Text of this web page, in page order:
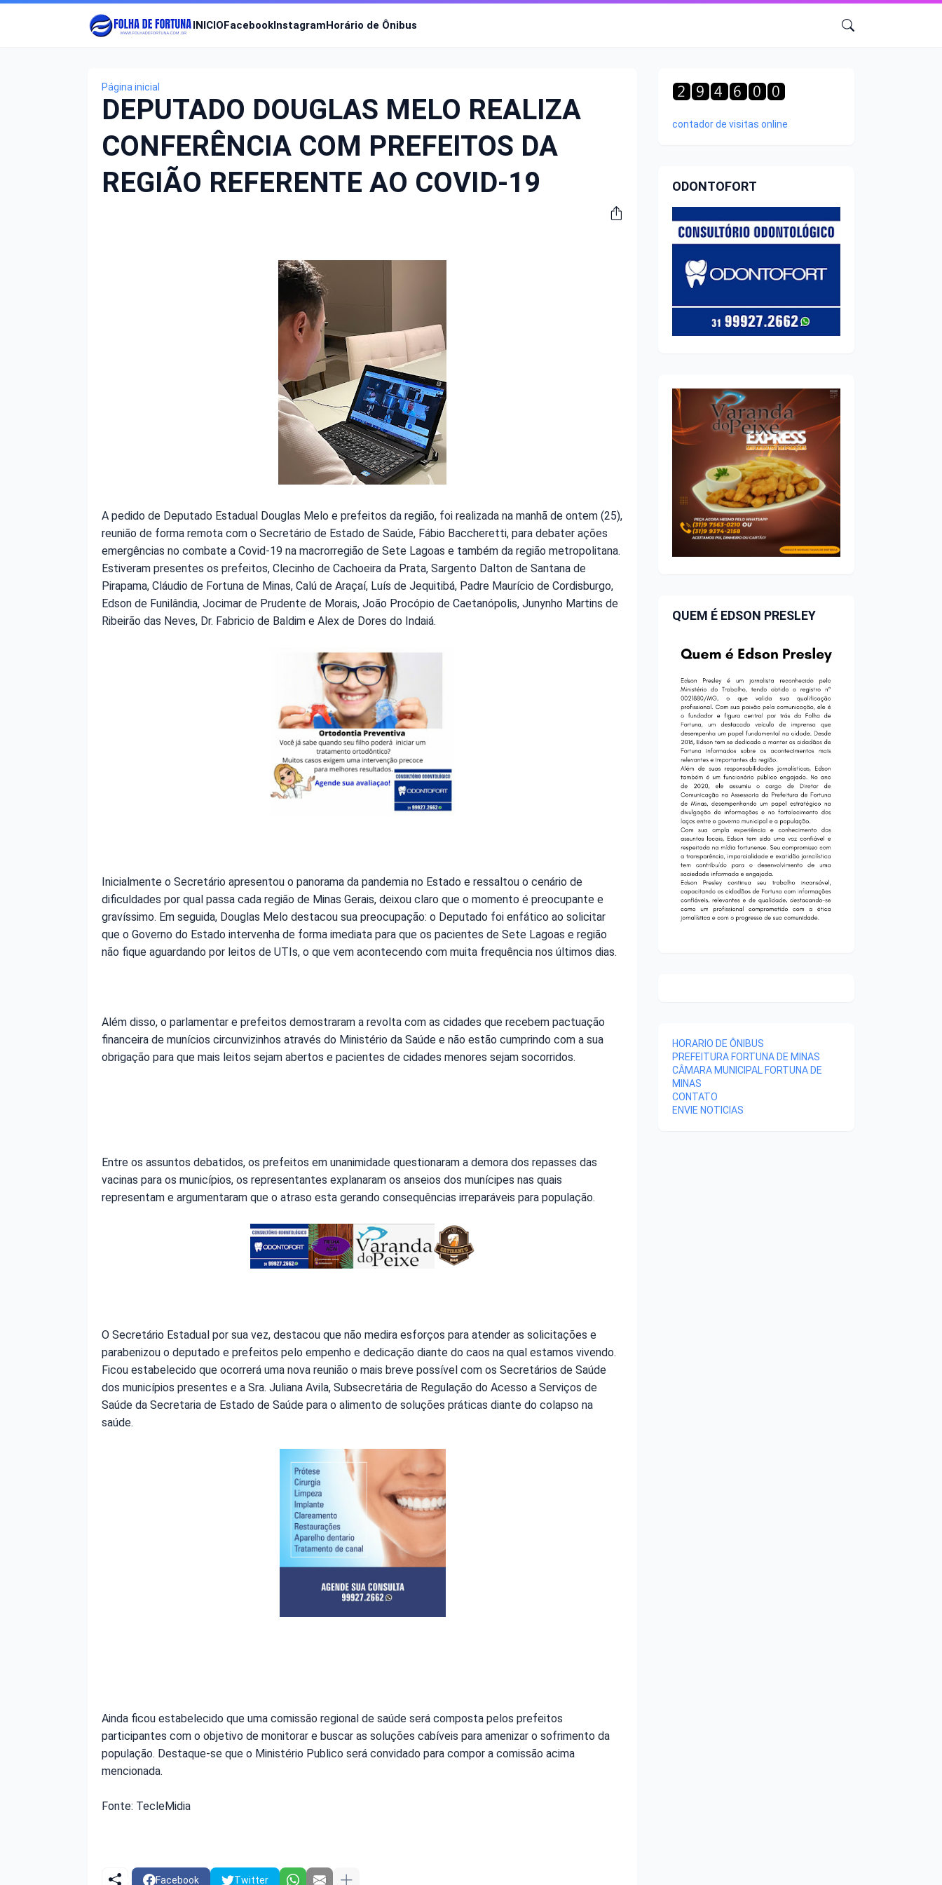
INICIOFacebookInstagramHorário de Ônibus
Página inicial
DEPUTADO DOUGLAS MELO REALIZA
CONFERÊNCIA COM PREFEITOS DA
REGIÃO REFERENTE AO COVID-19
A pedido de Deputado Estadual Douglas Melo e prefeitos da região, foi realizada na manhã de ontem (25),
reunião de forma remota com o Secretário de Estado de Saúde, Fábio Baccheretti, para debater ações
emergências no combate a Covid-19 na macrorregião de Sete Lagoas e também da região metropolitana.
Estiveram presentes os prefeitos, Clecinho de Cachoeira da Prata, Sargento Dalton de Santana de
Pirapama, Cláudio de Fortuna de Minas, Calú de Araçaí, Luís de Jequitibá, Padre Maurício de Cordisburgo,
Edson de Funilândia, Jocimar de Prudente de Morais, João Procópio de Caetanópolis, Junynho Martins de
Ribeirão das Neves, Dr. Fabricio de Baldim e Alex de Dores do Indaiá.
Inicialmente o Secretário apresentou o panorama da pandemia no Estado e ressaltou o cenário de
dificuldades por qual passa cada região de Minas Gerais, deixou claro que o momento é preocupante e
gravíssimo. Em seguida, Douglas Melo destacou sua preocupação: o Deputado foi enfático ao solicitar
que o Governo do Estado intervenha de forma imediata para que os pacientes de Sete Lagoas e região
não fique aguardando por leitos de UTIs, o que vem acontecendo com muita frequência nos últimos dias.
Além disso, o parlamentar e prefeitos demostraram a revolta com as cidades que recebem pactuação
financeira de munícios circunvizinhos através do Ministério da Saúde e não estão cumprindo com a sua
obrigação para que mais leitos sejam abertos e pacientes de cidades menores sejam socorridos.
Entre os assuntos debatidos, os prefeitos em unanimidade questionaram a demora dos repasses das
vacinas para os municípios, os representantes explanaram os anseios dos munícipes nas quais
representam e argumentaram que o atraso esta gerando consequências irreparáveis para população.
O Secretário Estadual por sua vez, destacou que não medira esforços para atender as solicitações e
parabenizou o deputado e prefeitos pelo empenho e dedicação diante do caos na qual estamos vivendo.
Ficou estabelecido que ocorrerá uma nova reunião o mais breve possível com os Secretários de Saúde
dos municípios presentes e a Sra. Juliana Avila, Subsecretária de Regulação do Acesso a Serviços de
Saúde da Secretaria de Estado de Saúde para o alimento de soluções práticas diante do colapso na
saúde.
Ainda ficou estabelecido que uma comissão regional de saúde será composta pelos prefeitos
participantes com o objetivo de monitorar e buscar as soluções cabíveis para amenizar o sofrimento da
população. Destaque-se que o Ministério Publico será convidado para compor a comissão acima
mencionada.
Fonte: TecleMidia
Facebook Twitter
contador de visitas online
ODONTOFORT
QUEM É EDSON PRESLEY
HORARIO DE ÔNIBUS
PREFEITURA FORTUNA DE MINAS
CÂMARA MUNICIPAL FORTUNA DE
MINAS
CONTATO
ENVIE NOTICIAS